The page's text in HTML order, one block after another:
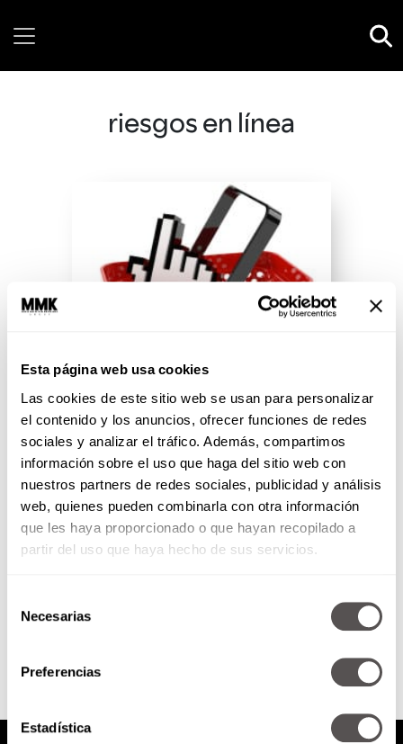
Esta página web usa cookies
Las cookies de este sitio web se usan para personalizar
el contenido y los anuncios, ofrecer funciones de redes
sociales y analizar el tráfico. Además, compartimos
información sobre el uso que haga del sitio web con
nuestros partners de redes sociales, publicidad y análisis
web, quienes pueden combinarla con otra información
que les haya proporcionado o que hayan recopilado a
partir del uso que haya hecho de sus servicios.
Necesarias
Preferencias
Estadística
riesgos en línea
¿Por qué nos da miedo comprar
en línea?
Para los que aún no le entran a
las compras en línea les decimos
¿cuáles son las ventajas de
comprar...